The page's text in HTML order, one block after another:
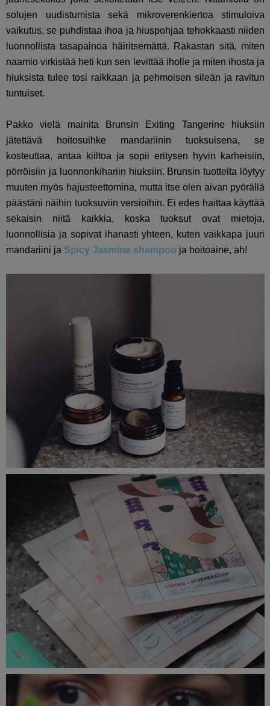
solujen uudistumista sekä mikroverenkiertoa stimuloiva
vaikutus, se puhdistaa ihoa ja hiuspohjaa tehokkaasti niiden
luonnollista tasapainoa häiritsemättä. Rakastan sitä, miten
naamio virkistää heti kun sen levittää iholle ja miten ihosta ja
hiuksista tulee tosi raikkaan ja pehmoisen sileän ja ravitun
tuntuiset.
Pakko vielä mainita Brunsin Exiting Tangerine hiuksiin
jätettävä hoitosuihke mandariinin tuoksuisena, se
kosteuttaa, antaa kiiltoa ja sopii eritysen hyvin karheisiin,
pörröisiin ja luonnonkihariin hiuksiin. Brunsin tuotteita löytyy
muuten myös hajusteettomina, mutta itse olen aivan pyörällä
päästäni näihin tuoksuviin versioihin. Ei edes haittaa käyttää
sekaisin niitä kaikkia, koska tuoksut ovat mietoja,
luonnollisia ja sopivat ihanasti yhteen, kuten vaikkapa juuri
mandariini ja Spicy Jasmine shampoo ja hoitoaine, ah!